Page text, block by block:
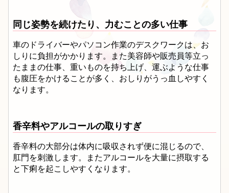
同じ姿勢を続けたり、力むことの多い仕事
車のドライバーやパソコン作業のデスクワークは、お
しりに負担がかかります。また美容師や販売員等立っ
たままの仕事、重いものを持ち上げ、運ぶような仕事
も腹圧をかけることが多く、おしりがうっ血しやすく
なります。
香辛料やアルコールの取りすぎ
香辛料の大部分は体内に吸収されず便に混じるので、
肛門を刺激します。またアルコールを大量に摂取する
と下痢を起こしやすくなります。